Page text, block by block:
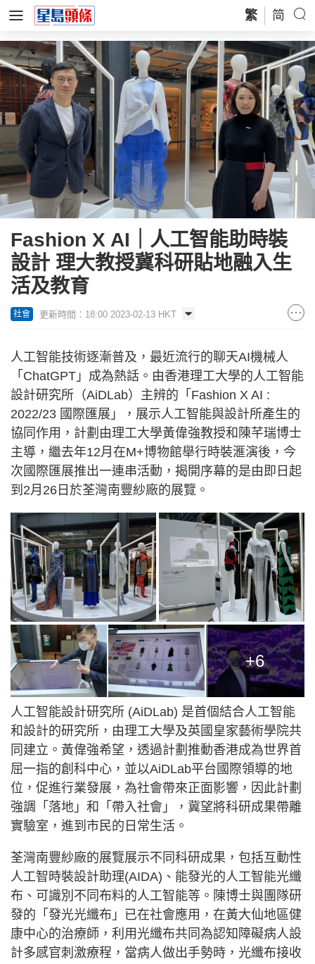
繁 简
Fashion X AI｜人工智能助時裝
設計 理大教授冀科研貼地融入生
活及教育
社會 更新時間：18:00 2023-02-13 HKT
人工智能技術逐漸普及，最近流行的聊天AI機械人
「ChatGPT」成為熱話。由香港理工大學的人工智能
設計研究所（AiDLab）主辨的「Fashion X AI :
2022/23 國際匯展」，展示人工智能與設計所產生的
協同作用，計劃由理工大學黃偉強教授和陳芊瑞博士
主導，繼去年12月在M+博物館舉行時裝滙演後，今
次國際匯展推出一連串活動，揭開序幕的是由即日起
到2月26日於荃灣南豐紗廠的展覽。
+6
人工智能設計研究所 (AiDLab) 是首個結合人工智能
和設計的研究所，由理工大學及英國皇家藝術學院共
同建立。黃偉強希望，透過計劃推動香港成為世界首
屈一指的創科中心，並以AiDLab平台國際領導的地
位，促進行業發展，為社會帶來正面影響，因此計劃
強調「落地」和「帶入社會」，冀望將科研成果帶離
實驗室，進到市民的日常生活。
荃灣南豐紗廠的展覽展示不同科研成果，包括互動性
人工智時裝設計助理(AIDA)、能發光的人工智能光纖
布、可識別不同布料的人工智能等。陳博士與團隊研
發的「發光光纖布」已在社會應用，在黃大仙地區健
康中心的治療師，利用光纖布共同為認知障礙病人設
計多感官刺激療程，當病人做出手勢時，光纖布接收